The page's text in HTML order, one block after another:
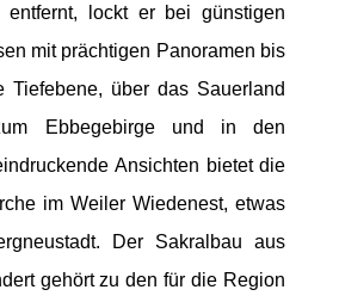
entfernt, lockt er bei günstigen
mit prächtigen Panoramen bis
Tiefebene, über das Sauerland
Ebbegebirge und in den
Ansichten bietet die
im Weiler Wiedenest, etwas
Der Sakralbau aus
gehört zu den für die Region